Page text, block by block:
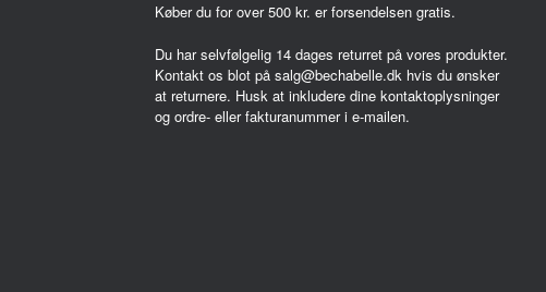
Køber du for over 500 kr. er forsendelsen gratis.
Du har selvfølgelig 14 dages returret på vores produkter.
Kontakt os blot på salg@bechabelle.dk hvis du ønsker
at returnere. Husk at inkludere dine kontaktoplysninger
og ordre- eller fakturanummer i e-mailen.